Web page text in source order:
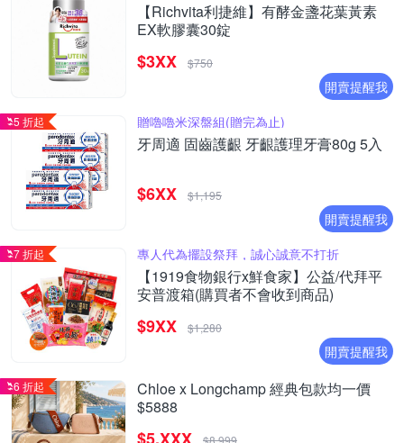
【Richvita利捷維】有酵金盞花葉黃素
EX軟膠囊30錠
$3XX $750
開賣提醒我
5 折起 贈嚕嚕米深盤組(贈完為止)
牙周適 固齒護齦 牙齦護理牙膏80g 5入
$6XX $1,195
開賣提醒我
7 折起 專人代為擺設祭拜，誠心誠意不打折
【1919食物銀行x鮮食家】公益/代拜平
安普渡箱(購買者不會收到商品)
$9XX $1,280
開賣提醒我
6 折起
Chloe x Longchamp 經典包款均一價
$5888